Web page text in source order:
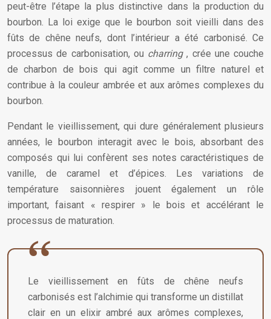
peut-être l’étape la plus distinctive dans la production du
bourbon. La loi exige que le bourbon soit vieilli dans des
fûts de chêne neufs, dont l’intérieur a été carbonisé. Ce
processus de carbonisation, ou charring, crée une couche
de charbon de bois qui agit comme un filtre naturel et
contribue à la couleur ambrée et aux arômes complexes du
bourbon.
Pendant le vieillissement, qui dure généralement plusieurs
années, le bourbon interagit avec le bois, absorbant des
composés qui lui confèrent ses notes caractéristiques de
vanille, de caramel et d’épices. Les variations de
température saisonnières jouent également un rôle
important, faisant « respirer » le bois et accélérant le
processus de maturation.
Le vieillissement en fûts de chêne neufs
carbonisés est l’alchimie qui transforme un distillat
clair en un elixir ambré aux arômes complexes,